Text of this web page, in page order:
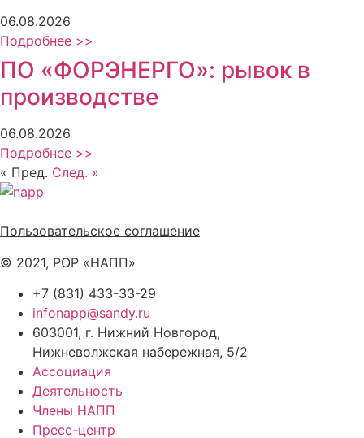
06.08.2026
Подробнее >>
ПО «ФОРЭНЕРГО»: рывок в
производстве
06.08.2026
Подробнее >>
« Пред. След. »
Пользовательское соглашение
© 2021, РОР «НАПП»
+7 (831) 433-33-29
infonapp@sandy.ru
603001, г. Нижний Новгород,
Нижневолжская набережная, 5/2
Ассоциация
Деятельность
Члены НАПП
Пресс-центр